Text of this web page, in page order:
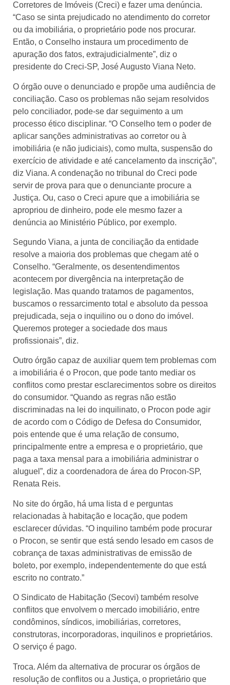
Corretores de Imóveis (Creci) e fazer uma denúncia.
“Caso se sinta prejudicado no atendimento do corretor
ou da imobiliária, o proprietário pode nos procurar.
Então, o Conselho instaura um procedimento de
apuração dos fatos, extrajudicialmente”, diz o
presidente do Creci-SP, José Augusto Viana Neto.
O órgão ouve o denunciado e propõe uma audiência de
conciliação. Caso os problemas não sejam resolvidos
pelo conciliador, pode-se dar seguimento a um
processo ético disciplinar. “O Conselho tem o poder de
aplicar sanções administrativas ao corretor ou à
imobiliária (e não judiciais), como multa, suspensão do
exercício de atividade e até cancelamento da inscrição”,
diz Viana. A condenação no tribunal do Creci pode
servir de prova para que o denunciante procure a
Justiça. Ou, caso o Creci apure que a imobiliária se
apropriou de dinheiro, pode ele mesmo fazer a
denúncia ao Ministério Público, por exemplo.
Segundo Viana, a junta de conciliação da entidade
resolve a maioria dos problemas que chegam até o
Conselho. “Geralmente, os desentendimentos
acontecem por divergência na interpretação de
legislação. Mas quando tratamos de pagamentos,
buscamos o ressarcimento total e absoluto da pessoa
prejudicada, seja o inquilino ou o dono do imóvel.
Queremos proteger a sociedade dos maus
profissionais”, diz.
Outro órgão capaz de auxiliar quem tem problemas com
a imobiliária é o Procon, que pode tanto mediar os
conflitos como prestar esclarecimentos sobre os direitos
do consumidor. “Quando as regras não estão
discriminadas na lei do inquilinato, o Procon pode agir
de acordo com o Código de Defesa do Consumidor,
pois entende que é uma relação de consumo,
principalmente entre a empresa e o proprietário, que
paga a taxa mensal para a imobiliária administrar o
aluguel”, diz a coordenadora de área do Procon-SP,
Renata Reis.
No site do órgão, há uma lista d e perguntas
relacionadas à habitação e locação, que podem
esclarecer dúvidas. “O inquilino também pode procurar
o Procon, se sentir que está sendo lesado em casos de
cobrança de taxas administrativas de emissão de
boleto, por exemplo, independentemente do que está
escrito no contrato.”
O Sindicato de Habitação (Secovi) também resolve
conflitos que envolvem o mercado imobiliário, entre
condôminos, síndicos, imobiliárias, corretores,
construtoras, incorporadoras, inquilinos e proprietários.
O serviço é pago.
Troca. Além da alternativa de procurar os órgãos de
resolução de conflitos ou a Justiça, o proprietário que